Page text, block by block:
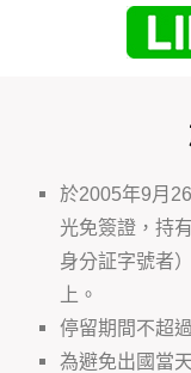
於2005年9月
光免簽證，持
身分証字號者
上。
停留期間不超
為避免出國當